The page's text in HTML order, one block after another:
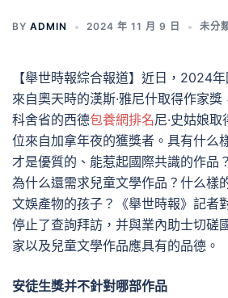
BY ADMIN 2024 年 11 月 9 日 未分
【舉世時報綜合報道】近日，2024
來自奧天時的漢斯·雅尼什取得作家
科舍省的西德包養網排名尼·史姑娘
位來自加拿年夜的獲獎者。具有什么
才是優質的、能惹起國際共識的作品
為什么還需求兒童文學作品？什么樣
文娛產物的孩子？《舉世時報》記者
停止了查詢拜訪，并與業內助士切磋
家以及兒童文學作品應具有的品德。
安徒生獎并不針對哪部作品